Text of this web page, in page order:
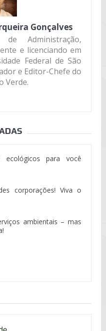
Gonçalves
Administração,
e licenciando em
Federal de São
e Editor-Chefe do
Verde.
para você
corporações! Viva o
ambientais – mas